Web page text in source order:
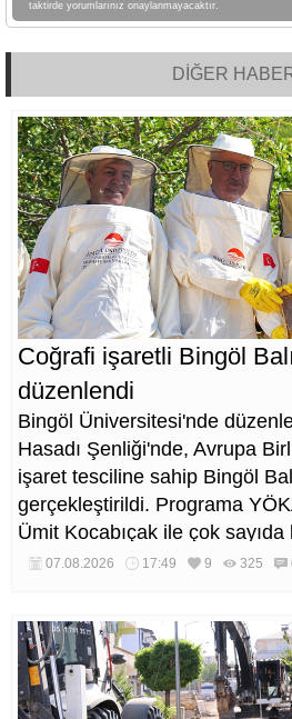
taktirde yorumlarınız onaylanmayacaktır.
DİĞER
Coğrafi işaretli Bingöl
düzenlendi
Bingöl Üniversitesi'nde
Hasadı Şenliği'nde, Avrupa
işaret tesciline sahip Bingöl
gerçekleştirildi. Programa
Ümit Kocabıçak ile çok
katıldı.
07.08.2026 17:49 9 325